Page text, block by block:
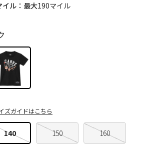
イル：最大190マイル
140 150 160
ズガイドはこちら